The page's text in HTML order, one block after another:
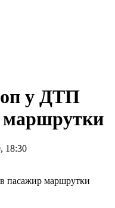
у ДТП
маршрутки
18:30